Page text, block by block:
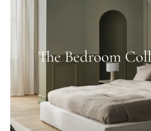
The Bedroom